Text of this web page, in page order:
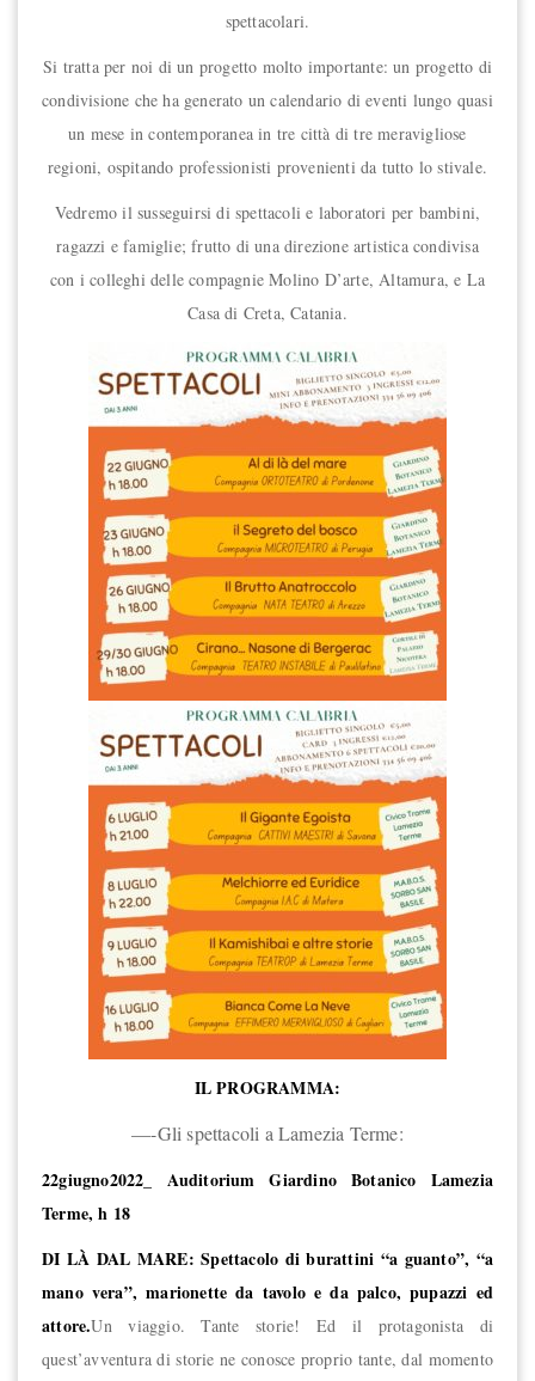
spettacolari.
Si tratta per noi di un progetto molto importante: un progetto di
condivisione che ha generato un calendario di eventi lungo quasi
un mese in contemporanea in tre città di tre meravigliose
regioni, ospitando professionisti provenienti da tutto lo stivale.
Vedremo il susseguirsi di spettacoli e laboratori per bambini,
ragazzi e famiglie; frutto di una direzione artistica condivisa
con i colleghi delle compagnie Molino D’arte, Altamura, e La
Casa di Creta, Catania.
IL PROGRAMMA:
—-Gli spettacoli a Lamezia Terme:
22giugno2022_ Auditorium Giardino Botanico Lamezia
Terme, h 18
DI LÀ DAL MARE: Spettacolo di burattini “a guanto”, “a
mano vera”, marionette da tavolo e da palco, pupazzi ed
attore.Un viaggio. Tante storie! Ed il protagonista di
quest’avventura di storie ne conosce proprio tante, dal momento